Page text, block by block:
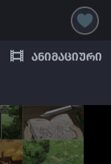
ანიმაციური